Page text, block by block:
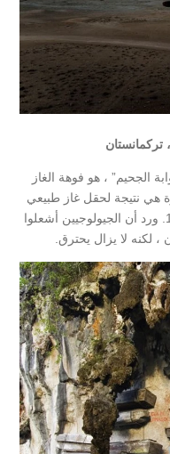
تركمانستان
الجحيم” ، هو فوهة الغاز
هي نتيجة لحقل غاز طبيعي
انهار في كهف تحت الأرض في عام 1971. ورد أن الجيولوجيين أشعلوا
، لكنه لا يزال يحترق.